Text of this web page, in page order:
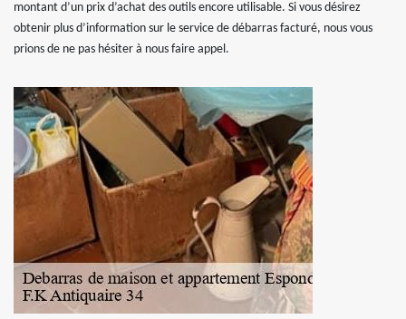
montant d’un prix d’achat des outils encore utilisable. Si vous désirez
obtenir plus d’information sur le service de débarras facturé, nous vous
prions de ne pas hésiter à nous faire appel.